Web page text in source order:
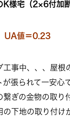
K様宅（2×6付加
値＝0.23
工事中、、、屋根
が張られて一安心
繋ぎの金物の取り
の下地の取り付け